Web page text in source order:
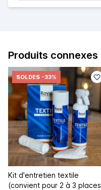
Produits connexes
SOLDES -33%
Kit d'entretien textile
(convient pour 2 à 3 places